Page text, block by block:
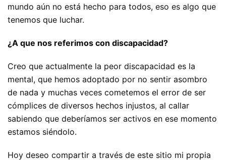
mundo aún no está hecho para todos, eso es algo que
tenemos que luchar.
¿A que nos referimos con discapacidad?
Creo que actualmente la peor discapacidad es la
mental, que hemos adoptado por no sentir asombro
de nada y muchas veces cometemos el error de ser
cómplices de diversos hechos injustos, al callar
sabiendo que deberíamos ser activos en ese momento
estamos siéndolo.
Hoy deseo compartir a través de este sitio mi propia